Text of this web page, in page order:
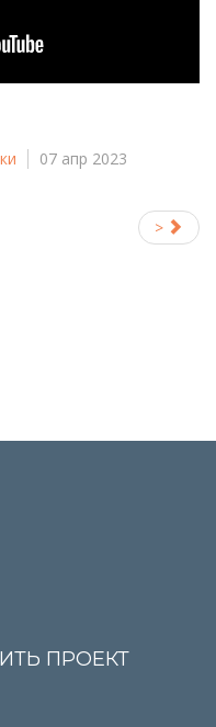
07 апр 2023
>
ПРОЕКТ